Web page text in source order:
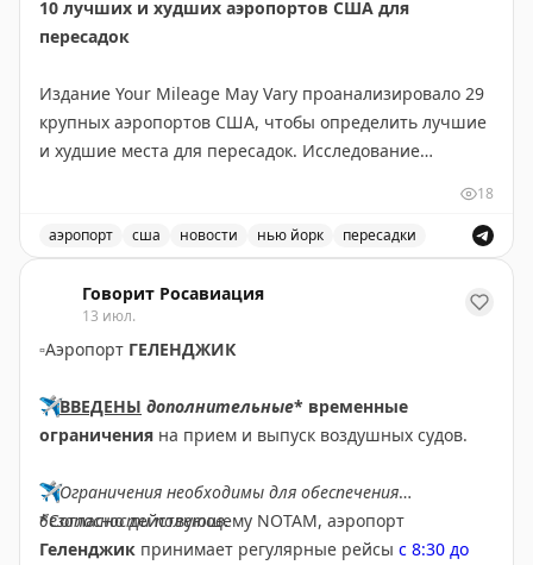
10 лучших и худших аэропортов США для
пересадок
Издание Your Mileage May Vary проанализировало 29
крупных аэропортов США, чтобы определить лучшие
и худшие места для пересадок. Исследование
ТОП-10 для частых летающих: Хьюстон (IAH),
Вашингтон Даллес, Детройт, Сиэтл-Такома,
Вашингтон Рейган, Тампа, Денвер, JFK, Солт-Лейк-
Сити и еще один аэропорт.
ТОП-10 для семей: Детройт, Бостон Логан, Хьюстон,
Вашингтон Даллес, Сиэтл-Такома, Солт-Лейк-Сити,
Сан-Франциско.
Худшие аэропорты: Орландо, Форт-Лодердейл, Чикаго
18
аэропорт сша новости нью йорк пересадки
Говорит Росавиация
13 июл.
▫️Аэропорт ГЕЛЕНДЖИК
✈️ВВЕДЕНЫ дополнительные* временные
ограничения на прием и выпуск воздушных судов.
✈️Ограничения необходимы для обеспечения
безопасности полетов.
*Согласно действующему NOTAM, аэропорт
Геленджик принимает регулярные рейсы с 8:30 до